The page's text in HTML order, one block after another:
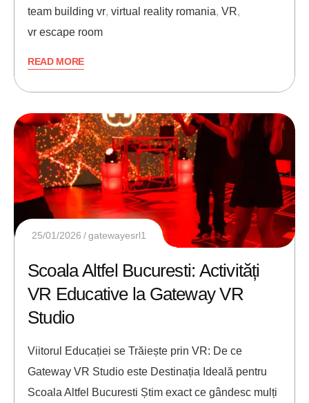
team building vr, virtual reality romania, VR,
vr escape room
READ MORE
25/01/2026 gatewayesrl1
Scoala Altfel Bucuresti: Activități
VR Educative la Gateway VR
Studio
Viitorul Educației se Trăiește prin VR: De ce
Gateway VR Studio este Destinația Ideală pentru
Scoala Altfel Bucuresti Știm exact ce gândesc mulți